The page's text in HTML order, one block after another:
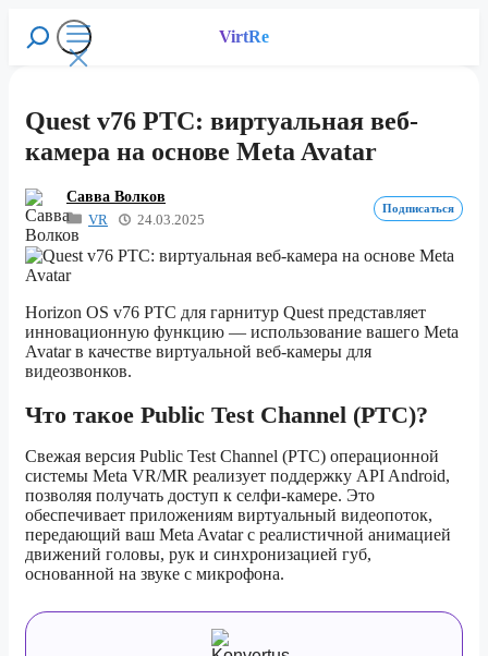
Перейти
содержимому
VirtRe
Меню
Поиск
Quest v76 PTC: виртуальная веб-
камера на основе Meta Avatar
Савва Волков
VR
24.03.2025
Подписаться
Horizon OS v76 PTC для гарнитур Quest представляет
инновационную функцию — использование вашего Meta
Avatar в качестве виртуальной веб-камеры для
видеозвонков.
Что такое Public Test Channel (PTC)?
Свежая версия Public Test Channel (PTC) операционной
системы Meta VR/MR реализует поддержку API Android,
позволяя получать доступ к селфи-камере. Это
обеспечивает приложениям виртуальный видеопоток,
передающий ваш Meta Avatar с реалистичной анимацией
движений головы, рук и синхронизацией губ,
основанной на звуке с микрофона.